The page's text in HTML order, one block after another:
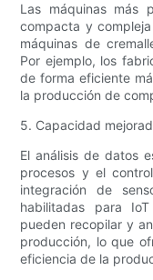
Las máquinas más
compacta y
máquinas de
Por ejemplo, los
de forma eficiente
la producción de
5. Capacidad
El análisis de datos
procesos y el
integración de
habilitadas para
pueden recopilar y
producción, lo que
eficiencia de la